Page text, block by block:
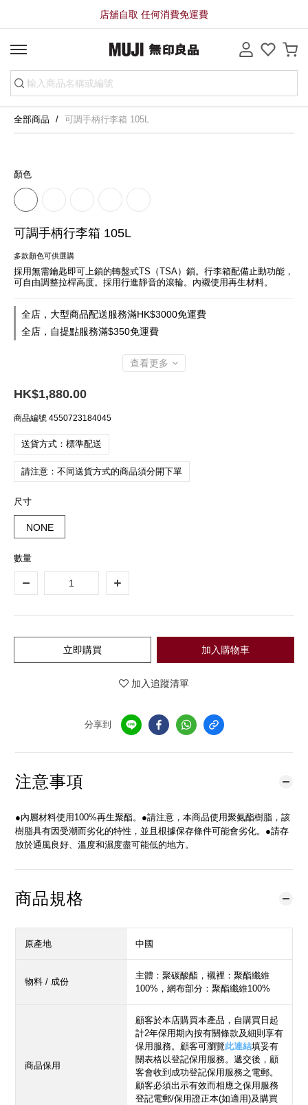
店舖自取 任何消費免運費
全部商品 可調手柄行李箱 105L
顏色
可調手柄行李箱 105L
多款顏色可供選購
採用無需鑰匙即可上鎖的轉盤式TS（TSA）鎖。行李箱配備止動功能，
可自由調整拉桿高度。採用行進靜音的滾輪。內襯使用再生材料。
全店，大型商品配送服務滿HK$3000免運費
全店，自提點服務滿$350免運費
查看更多
HK$1,880.00
商品編號 4550723184045
送貨方式：標準配送
請注意：不同送貨方式的商品須分開下單
尺寸
NONE
數量
加入購物車
立即購買
加入追蹤清單
分享到
注意事項
●內層材料使用100%再生聚酯。●請注意，本商品使用聚氨酯樹脂，該
樹脂具有因受潮而劣化的特性，並且根據保存條件可能會劣化。●請存
放於通風良好、溫度和濕度盡可能低的地方。
商品規格
原產地 中國
物料 / 成份
主體：聚碳酸酯，襯裡：聚酯纖維
100%，網布部分：聚酯纖維100%
商品保用
顧客於本店購買本產品，自購買日起
計2年保用期內按有關條款及細則享有
保用服務。顧客可瀏覽此連結填妥有
關表格以登記保用服務。遞交後，顧
客會收到成功登記保用服務之電郵。
顧客必須出示有效而相應之保用服務
登記電郵/保用證正本(如適用)及購買